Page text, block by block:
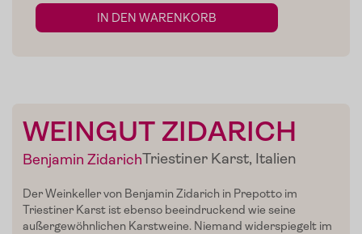
Home
IN DEN WARENKORB
WEINGUT ZIDARICH
Benjamin ZidarichTriestiner Karst, Italien
Der Weinkeller von Benjamin Zidarich in Prepotto im
Triestiner Karst ist ebenso beeindruckend wie seine
außergewöhnlichen Karstweine. Niemand widerspiegelt im